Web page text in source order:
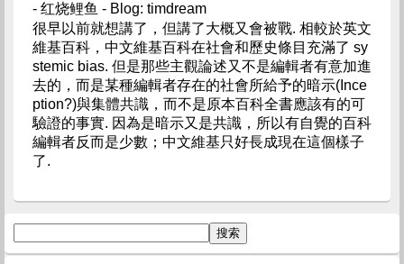
- 红烧鲤鱼 - Blog: timdream
很早以前就想講了，但講了大概又會被戰. 相較於英文
維基百科，中文維基百科在社會和歷史條目充滿了 sy
stemic bias. 但是那些主觀論述又不是編輯者有意加進
去的，而是某種編輯者存在的社會所給予的暗示(Ince
ption?)與集體共識，而不是原本百科全書應該有的可
驗證的事實. 因為是暗示又是共識，所以有自覺的百科
編輯者反而是少數；中文維基只好長成現在這個樣子
了.